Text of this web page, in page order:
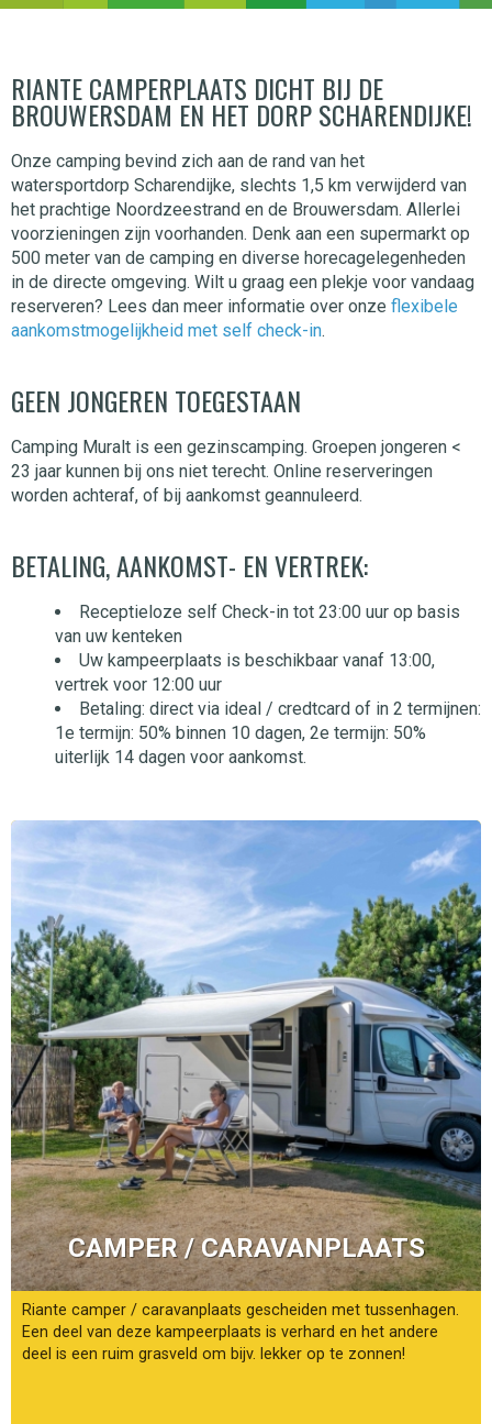
RIANTE CAMPERPLAATS DICHT BIJ DE
BROUWERSDAM EN HET DORP SCHARENDIJKE!
Onze camping bevind zich aan de rand van het
watersportdorp Scharendijke, slechts 1,5 km verwijderd van
het prachtige Noordzeestrand en de Brouwersdam. Allerlei
voorzieningen zijn voorhanden. Denk aan een supermarkt op
500 meter van de camping en diverse horecagelegenheden
in de directe omgeving. Wilt u graag een plekje voor vandaag
reserveren? Lees dan meer informatie over onze flexibele
aankomstmogelijkheid met self check-in.
GEEN JONGEREN TOEGESTAAN
Camping Muralt is een gezinscamping. Groepen jongeren <
23 jaar kunnen bij ons niet terecht. Online reserveringen
worden achteraf, of bij aankomst geannuleerd.
BETALING, AANKOMST- EN VERTREK:
Receptieloze self Check-in tot 23:00 uur op basis
van uw kenteken
Uw kampeerplaats is beschikbaar vanaf 13:00,
vertrek voor 12:00 uur
Betaling: direct via ideal / credtcard of in 2 termijnen:
1e termijn: 50% binnen 10 dagen, 2e termijn: 50%
uiterlijk 14 dagen voor aankomst.
CAMPER / CARAVANPLAATS
Riante camper / caravanplaats gescheiden met tussenhagen.
Een deel van deze kampeerplaats is verhard en het andere
deel is een ruim grasveld om bijv. lekker op te zonnen!